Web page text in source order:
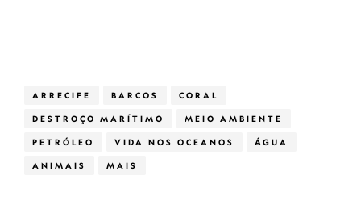
ARRECIFE BARCOS CORAL
DESTROÇO MARÍTIMO MEIO AMBIENTE
PETRÓLEO VIDA NOS OCEANOS ÁGUA
ANIMAIS MAIS